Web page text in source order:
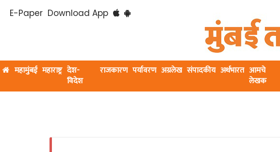
E-Paper Download App
महामुंबई महाराष्ट्र देश-
विदेश
राजकारण पर्यावरण अग्रलेख संपादकीय अर्थभारत आमचे
लेखक